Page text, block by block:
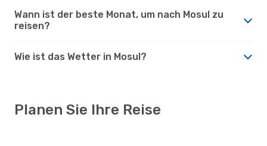
Wann ist der beste Monat, um nach Mosul zu
reisen?
Wie ist das Wetter in Mosul?
Planen Sie Ihre Reise